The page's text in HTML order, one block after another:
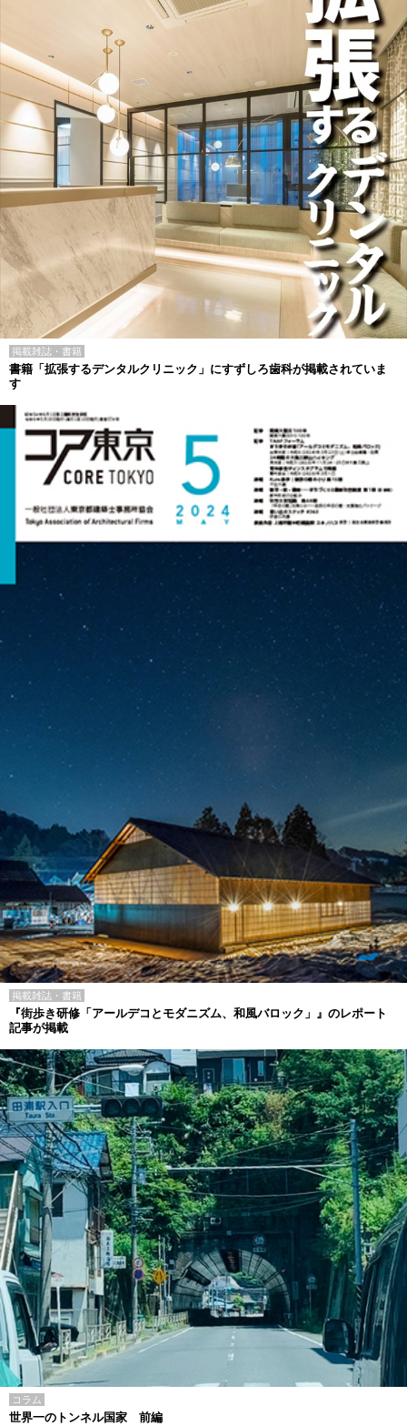
掲載雑誌・書籍
書籍「拡張するデンタルクリニック」にすずしろ歯科が掲載されていま
す
掲載雑誌・書籍
『街歩き研修「アールデコとモダニズム、和風バロック」』のレポート
記事が掲載
コラム
世界一のトンネル国家 前編